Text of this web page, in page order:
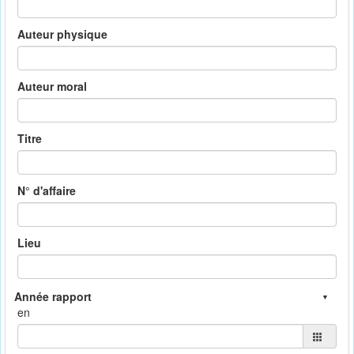
Auteur physique
Auteur moral
Titre
N° d'affaire
Lieu
en